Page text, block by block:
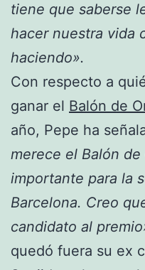
tiene que saberse
hacer nuestra vida
haciendo».
Con respecto a
ganar el Balón de
año, Pepe ha
merece el Balón
importante para la
Barcelona. Creo
candidato al
quedó fuera su ex